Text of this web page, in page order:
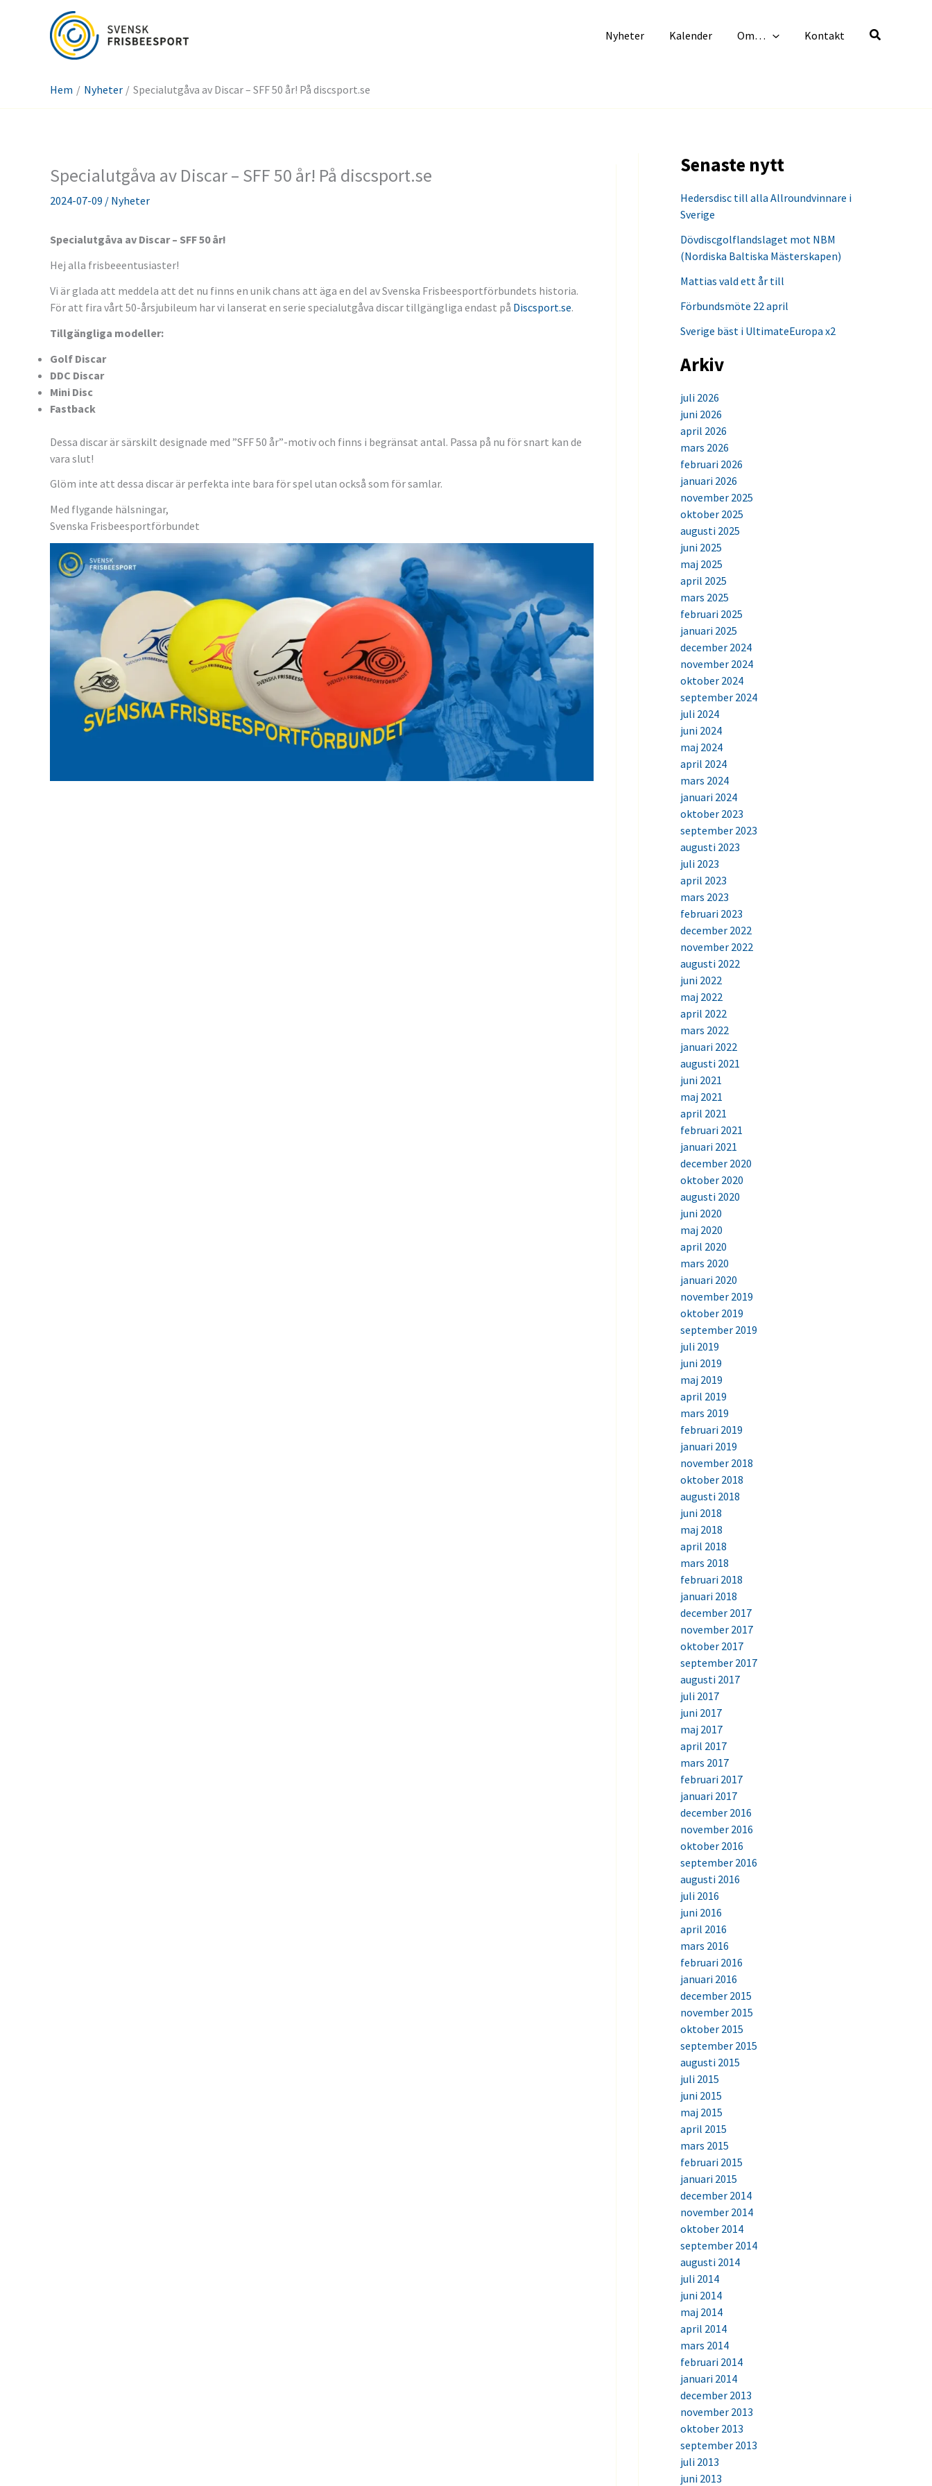
Nyheter Kalender Om… Kontakt
Hem Nyheter Specialutgåva av Discar – SFF 50 år! På discsport.se
Specialutgåva av Discar – SFF 50 år! På discsport.se
2024-07-09 / Nyheter
Specialutgåva av Discar – SFF 50 år!
Hej alla frisbeeentusiaster!
Vi är glada att meddela att det nu finns en unik chans att äga en del av Svenska Frisbeesportförbundets historia.
För att fira vårt 50-årsjubileum har vi lanserat en serie specialutgåva discar tillgängliga endast på Discsport.se.
Tillgängliga modeller:
Golf Discar
DDC Discar
Mini Disc
Fastback
Dessa discar är särskilt designade med ”SFF 50 år”-motiv och finns i begränsat antal. Passa på nu för snart kan de
vara slut!
Glöm inte att dessa discar är perfekta inte bara för spel utan också som för samlar.
Med flygande hälsningar,
Svenska Frisbeesportförbundet
Senaste nytt
Hedersdisc till alla Allroundvinnare i
Sverige
Dövdiscgolflandslaget mot NBM
(Nordiska Baltiska Mästerskapen)
Mattias vald ett år till
Förbundsmöte 22 april
Sverige bäst i UltimateEuropa x2
Arkiv
juli 2026
juni 2026
april 2026
mars 2026
februari 2026
januari 2026
november 2025
oktober 2025
augusti 2025
juni 2025
maj 2025
april 2025
mars 2025
februari 2025
januari 2025
december 2024
november 2024
oktober 2024
september 2024
juli 2024
juni 2024
maj 2024
april 2024
mars 2024
januari 2024
oktober 2023
september 2023
augusti 2023
juli 2023
april 2023
mars 2023
februari 2023
december 2022
november 2022
augusti 2022
juni 2022
maj 2022
april 2022
mars 2022
januari 2022
augusti 2021
juni 2021
maj 2021
april 2021
februari 2021
januari 2021
december 2020
oktober 2020
augusti 2020
juni 2020
maj 2020
april 2020
mars 2020
januari 2020
november 2019
oktober 2019
september 2019
juli 2019
juni 2019
maj 2019
april 2019
mars 2019
februari 2019
januari 2019
november 2018
oktober 2018
augusti 2018
juni 2018
maj 2018
april 2018
mars 2018
februari 2018
januari 2018
december 2017
november 2017
oktober 2017
september 2017
augusti 2017
juli 2017
juni 2017
maj 2017
april 2017
mars 2017
februari 2017
januari 2017
december 2016
november 2016
oktober 2016
september 2016
augusti 2016
juli 2016
juni 2016
april 2016
mars 2016
februari 2016
januari 2016
december 2015
november 2015
oktober 2015
september 2015
augusti 2015
juli 2015
juni 2015
maj 2015
april 2015
mars 2015
februari 2015
januari 2015
december 2014
november 2014
oktober 2014
september 2014
augusti 2014
juli 2014
juni 2014
maj 2014
april 2014
mars 2014
februari 2014
januari 2014
december 2013
november 2013
oktober 2013
september 2013
juli 2013
juni 2013